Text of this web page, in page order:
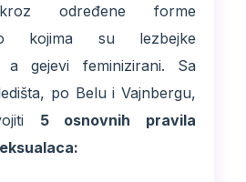
određene forme
kojima su lezbejke
a gejevi feminizirani. Sa
po Belu i Vajnbergu,
5 osnovnih pravila